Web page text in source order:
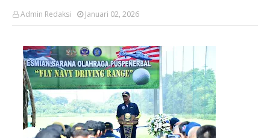
Admin Redaksi Januari 02, 2026